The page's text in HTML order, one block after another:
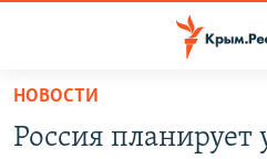
Вернуться
основному
НОВОСТИ
Россия планирует